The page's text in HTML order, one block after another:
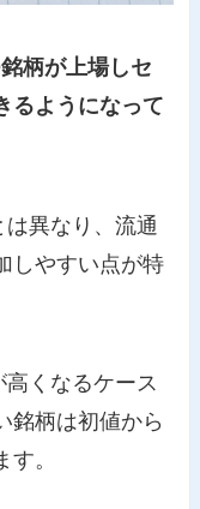
柄が上場しセ
るようになって
異なり、流通
しやすい点が特
くなるケース
銘柄は初値から
。